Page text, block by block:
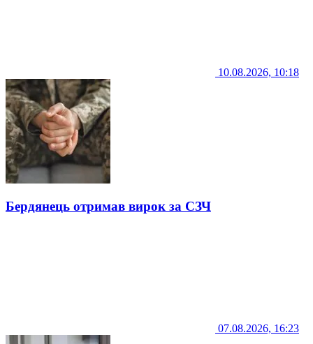
10.08.2026, 10:18
Бердянець отримав вирок за СЗЧ
07.08.2026, 16:23